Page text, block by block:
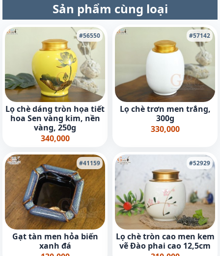
Sản phẩm cùng loại
#56550
Lọ chè dáng tròn họa tiết
hoa Sen vàng kim, nền
vàng, 250g
340,000
#57142
Lọ chè trơn men trắng,
300g
330,000
#41159
Gạt tàn men hỏa biến
xanh đá
#52929
Lọ chè tròn cao men kem
vẽ Đào phai cao 12,5cm